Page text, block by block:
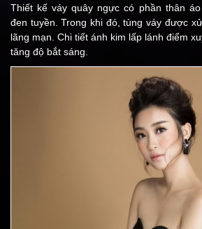
Thiết kế váy quây ngực có phần thân
đen tuyền. Trong khi đó, tùng váy được
lãng mạn. Chi tiết ánh kim lấp lánh điểm
tăng độ bắt sáng.